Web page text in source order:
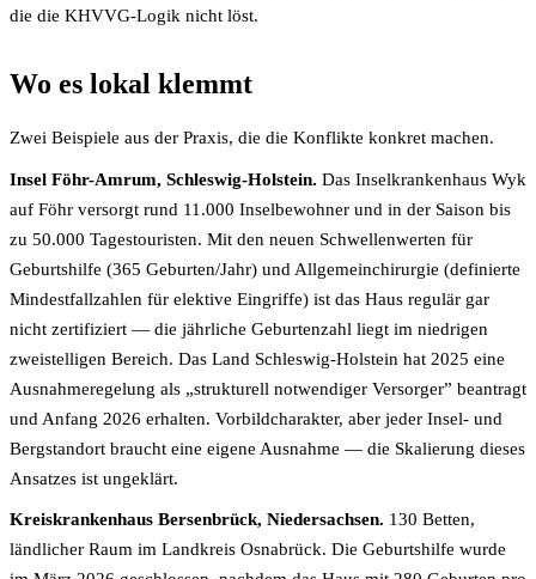
die die KHVVG-Logik nicht löst.
Wo es lokal klemmt
Zwei Beispiele aus der Praxis, die die Konflikte konkret machen.
Insel Föhr-Amrum, Schleswig-Holstein. Das Inselkranken­haus Wyk
auf Föhr versorgt rund 11.000 Inselbewohner und in der Saison bis
zu 50.000 Tagestouristen. Mit den neuen Schwellen­werten für
Geburts­hilfe (365 Geburten/Jahr) und Allgemein­chirurgie (definierte
Mindest­fallzahlen für elektive Eingriffe) ist das Haus regulär gar
nicht zertifiziert — die jährliche Geburten­zahl liegt im niedrigen
zwei­stelligen Bereich. Das Land Schleswig-Holstein hat 2025 eine
Ausnahme­regelung als „strukturell notwendiger Versorger” beantragt
und Anfang 2026 erhalten. Vorbild­charakter, aber jeder Insel- und
Berg­standort braucht eine eigene Ausnahme — die Skalierung dieses
Ansatzes ist ungeklärt.
Kreis­krankenhaus Bersenbrück, Niedersachsen. 130 Betten,
ländlicher Raum im Landkreis Osnabrück. Die Geburts­hilfe wurde